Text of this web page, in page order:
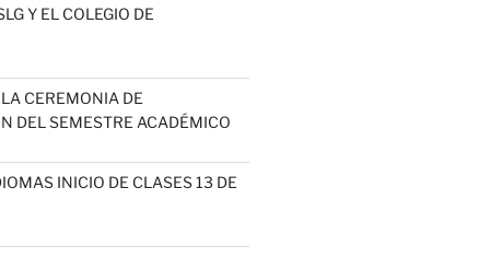
Y EL COLEGIO DE
CEREMONIA DE
DEL SEMESTRE ACADÉMICO
INICIO DE CLASES 13 DE